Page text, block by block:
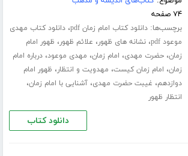
۷۴ صفحه
برچسب‌ها:دانلود کتاب امام زمان pdf ،دانلود کتاب مهدی
موعود pdf
،نشانه های ظهور، علائم ظهور، ظهور امام
زمان،حضرت مهدی، امام زمان، مهدی موعود،درباره امام
زمان، امام زمان کیست، مهدویت و انتظار، ظهور امام
دوازدهم، غیبت حضرت مهدی،آشنایی با امام زمان،
انتظار ظهور
دانلود کتاب